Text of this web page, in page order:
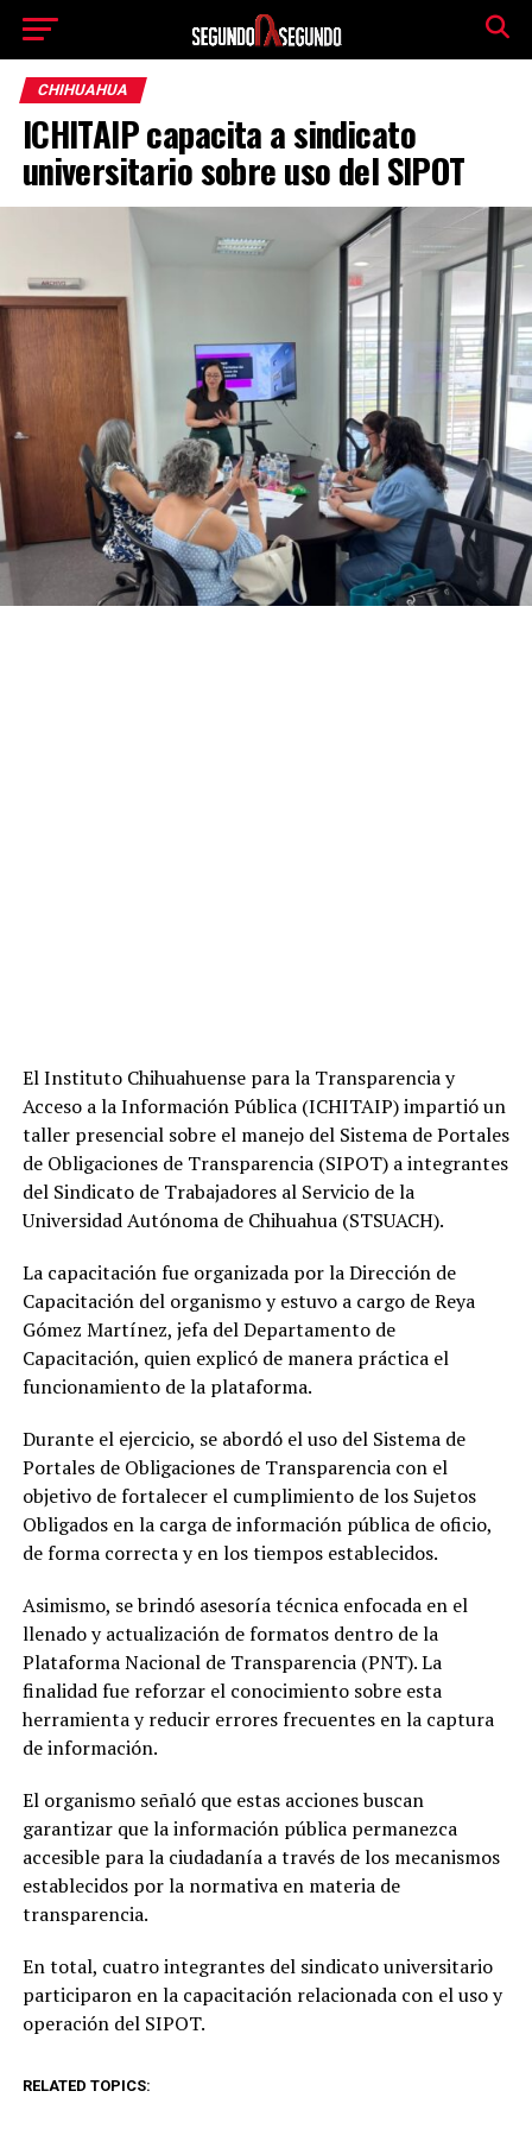
CHIHUAHUA
ICHITAIP capacita a sindicato
universitario sobre uso del SIPOT
El Instituto Chihuahuense para la Transparencia y
Acceso a la Información Pública (ICHITAIP) impartió un
taller presencial sobre el manejo del Sistema de Portales
de Obligaciones de Transparencia (SIPOT) a integrantes
del Sindicato de Trabajadores al Servicio de la
Universidad Autónoma de Chihuahua (STSUACH).
La capacitación fue organizada por la Dirección de
Capacitación del organismo y estuvo a cargo de Reya
Gómez Martínez, jefa del Departamento de
Capacitación, quien explicó de manera práctica el
funcionamiento de la plataforma.
Durante el ejercicio, se abordó el uso del Sistema de
Portales de Obligaciones de Transparencia con el
objetivo de fortalecer el cumplimiento de los Sujetos
Obligados en la carga de información pública de oficio,
de forma correcta y en los tiempos establecidos.
Asimismo, se brindó asesoría técnica enfocada en el
llenado y actualización de formatos dentro de la
Plataforma Nacional de Transparencia (PNT). La
finalidad fue reforzar el conocimiento sobre esta
herramienta y reducir errores frecuentes en la captura
de información.
El organismo señaló que estas acciones buscan
garantizar que la información pública permanezca
accesible para la ciudadanía a través de los mecanismos
establecidos por la normativa en materia de
transparencia.
En total, cuatro integrantes del sindicato universitario
participaron en la capacitación relacionada con el uso y
operación del SIPOT.
RELATED TOPICS: